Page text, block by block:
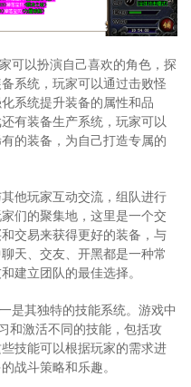
可以扮演自己喜欢的角色，探
系统，玩家可以通过击败怪
系统提升装备的属性和品
有装备生产系统，玩家可以
的装备，为自己打造专属的
他玩家互动交流，组队进行
们的聚集地，这里是一个交
交易来获得更好的装备，与
天、交友、开黑都是一种常
建立团队的最佳选择。
是其独特的技能系统。游戏中
和激活不同的技能，包括攻
技能可以根据玩家的需求进
战斗策略和乐趣。